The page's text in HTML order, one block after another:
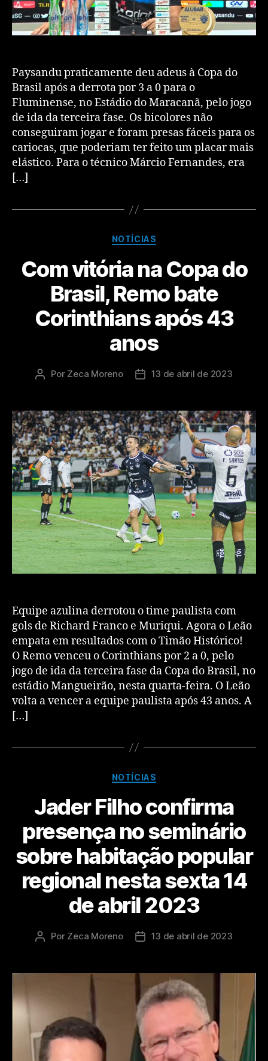
Paysandu praticamente deu adeus à Copa do
Brasil após a derrota por 3 a 0 para o
Fluminense, no Estádio do Maracanã, pelo jogo
de ida da terceira fase. Os bicolores não
conseguiram jogar e foram presas fáceis para os
cariocas, que poderiam ter feito um placar mais
elástico. Para o técnico Márcio Fernandes, era
[…]
NOTÍCIAS
Com vitória na Copa do
Brasil, Remo bate
Corinthians após 43
anos
Por Zeca Moreno 13 de abril de 2023
Equipe azulina derrotou o time paulista com
gols de Richard Franco e Muriqui. Agora o Leão
empata em resultados com o Timão Histórico!
O Remo venceu o Corinthians por 2 a 0, pelo
jogo de ida da terceira fase da Copa do Brasil, no
estádio Mangueirão, nesta quarta-feira. O Leão
volta a vencer a equipe paulista após 43 anos. A
[…]
NOTÍCIAS
Jader Filho confirma
presença no seminário
sobre habitação popular
regional nesta sexta 14
de abril 2023
Por Zeca Moreno 13 de abril de 2023